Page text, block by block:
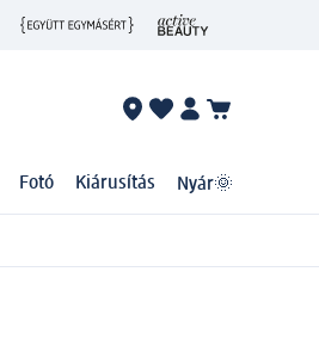
Fotó Kiárusítás Nyár🌞